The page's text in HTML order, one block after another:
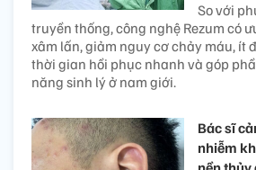
So với
truyền thống, công nghệ Rezum có
xâm lấn, giảm nguy cơ chảy máu, ít
thời gian hồi phục nhanh và góp
năng sinh lý ở nam giới.
Bác sĩ
nhiễm